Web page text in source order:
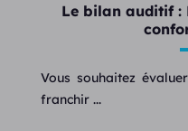
Le bilan auditif :
Vous souhaitez
franchir ...